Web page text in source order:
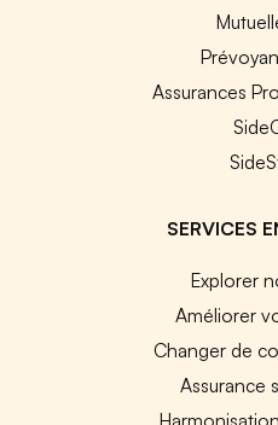
Assurances
SERVICES
Explorer
Améliorer
Changer de
Assurance